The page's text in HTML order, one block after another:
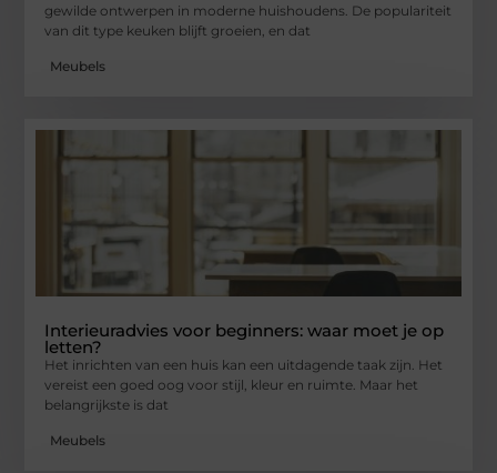
gewilde ontwerpen in moderne huishoudens. De populariteit
van dit type keuken blijft groeien, en dat
Meubels
Interieuradvies voor beginners: waar moet je op
letten?
Het inrichten van een huis kan een uitdagende taak zijn. Het
vereist een goed oog voor stijl, kleur en ruimte. Maar het
belangrijkste is dat
Meubels